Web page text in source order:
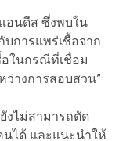
อนดีส ซึ่งพบใน
การแพร่เชื้อจาก
อในกรณีที่เชื่อม
ว่างการสอบสวน”
งไม่สามารถตัด
นได้ และแนะนำให้